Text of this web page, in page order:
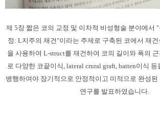
제 5장 짧은 코의 교정 및 이차적 비성형술 분야에서
정: L지주의 재건"이라는 주제로 구축된 코에서 재
을 사용하여 L-struct를 재건하여 코의 길이와 폭의
로 다양한 코끝이식, lateral crural graft, batten이식
병행하여야 장기적으로 안정적이고 미적으로 완성된
연구를 발표하였습니다.